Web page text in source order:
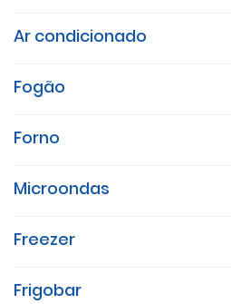
Ar condicionado
Fogão
Forno
Microondas
Freezer
Frigobar